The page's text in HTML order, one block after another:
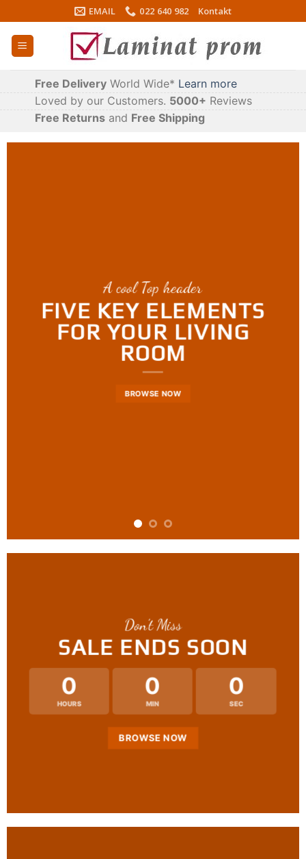
to
content
EMAIL 022 640 982 Kontakt
Free Delivery World Wide* Learn more
Loved by our Customers. 5000+ Reviews
Free Returns and Free Shipping
A cool Top header
FIVE KEY ELEMENTS
FOR YOUR LIVING
ROOM
BROWSE NOW
Don’t Miss
SALE ENDS SOON
0
HOURS
0
MIN
0
SEC
BROWSE NOW